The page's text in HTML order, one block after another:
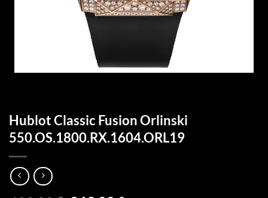
Hublot Classic Fusion Orlinski
550.OS.1800.RX.1604.ORL19